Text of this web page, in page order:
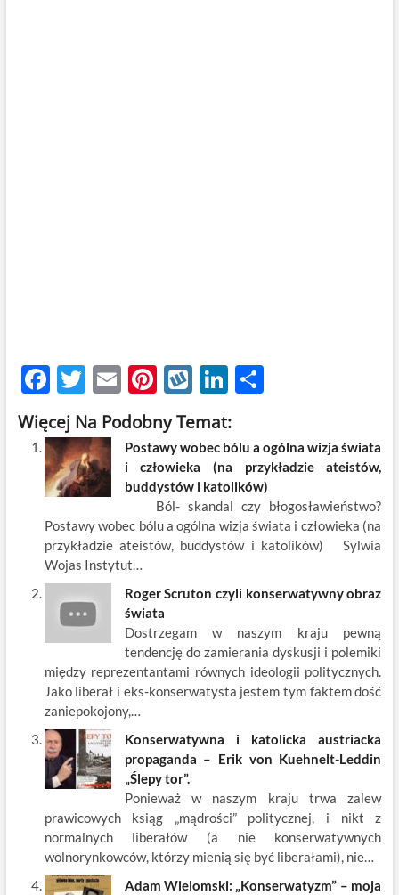
F
ac
e
b
o
o
k
T
w
itt
er
E
m
ail
Pi
nt
er
es
t
W
k
o
p
Li
k
e
dI
n
S
ar
e
Więcej Na Podobny Temat:
Postawy wobec bólu a ogólna wizja świata
i człowieka (na przykładzie ateistów,
buddystów i katolików)
Ból- skandal czy błogosławieństwo?
Postawy wobec bólu a ogólna wizja świata i człowieka (na
przykładzie ateistów, buddystów i katolików) Sylwia
Wojas Instytut…
Roger Scruton czyli konserwatywny obraz
świata
Dostrzegam w naszym kraju pewną
tendencję do zamierania dyskusji i polemiki
między reprezentantami równych ideologii politycznych.
Jako liberał i eks-konserwatysta jestem tym faktem dość
zaniepokojony,…
Konserwatywna i katolicka austriacka
propaganda – Erik von Kuehnelt-Leddin
„Ślepy tor”.
Ponieważ w naszym kraju trwa zalew
prawicowych ksiąg „mądrości” politycznej, i nikt z
normalnych liberałów (a nie konserwatywnych
wolnorynkowców, którzy mienią się być liberałami), nie…
Adam Wielomski: „Konserwatyzm” – moja